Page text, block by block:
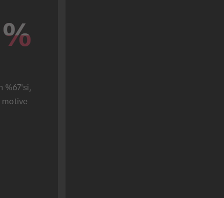
%
%
%67'si,
motive